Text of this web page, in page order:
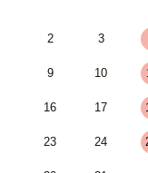
2 3
9 10
16 17
23 24